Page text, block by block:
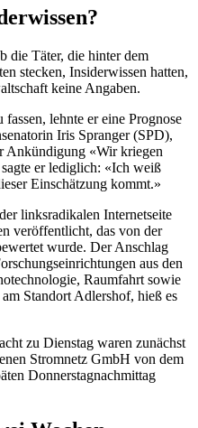
die Täter, die hinter dem
stecken, Insiderwissen hatten,
keine Angaben.
lehnte er eine Prognose
Iris Spranger (SPD),
Ankündigung «Wir kriegen
er lediglich: «Ich weiß
Einschätzung kommt.»
linksradikalen Internetseite
veröffentlicht, das von der
wurde. Der Anschlag
aus den
Raumfahrt sowie
Standort Adlershof, hieß es
zu Dienstag waren zunächst
Stromnetz GmbH von dem
Donnerstagnachmittag